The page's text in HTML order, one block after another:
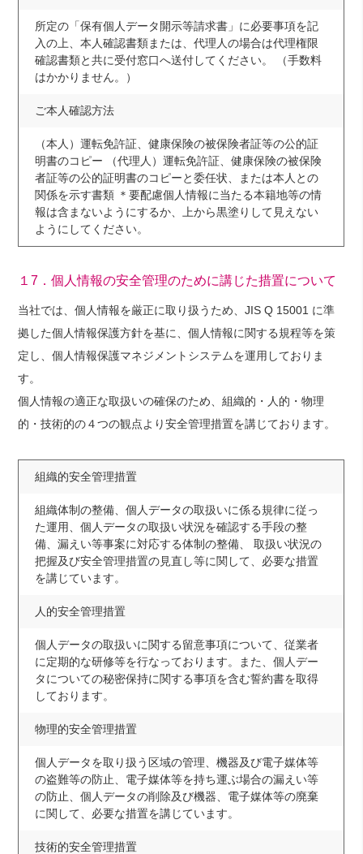
所定の「保有個人データ開示等請求書」に必要事項を記
入の上、本人確認書類または、代理人の場合は代理権限
確認書類と共に受付窓口へ送付してください。 （手数料
はかかりません。）
ご本人確認方法
（本人）運転免許証、健康保険の被保険者証等の公的証
明書のコピー （代理人）運転免許証、健康保険の被保険
者証等の公的証明書のコピーと委任状、または本人との
関係を示す書類 ＊要配慮個人情報に当たる本籍地等の情
報は含まないようにするか、上から黒塗りして見えない
ようにしてください。
１7．個人情報の安全管理のために講じた措置について
当社では、個人情報を厳正に取り扱うため、JIS Q 15001 に準
拠した個人情報保護方針を基に、個人情報に関する規程等を策
定し、個人情報保護マネジメントシステムを運用しておりま
す。
個人情報の適正な取扱いの確保のため、組織的・人的・物理
的・技術的の４つの観点より安全管理措置を講じております。
組織的安全管理措置
組織体制の整備、個人データの取扱いに係る規律に従っ
た運用、個人データの取扱い状況を確認する手段の整
備、漏えい等事案に対応する体制の整備、 取扱い状況の
把握及び安全管理措置の見直し等に関して、必要な措置
を講じています。
人的安全管理措置
個人データの取扱いに関する留意事項について、従業者
に定期的な研修等を行なっております。また、個人デー
タについての秘密保持に関する事項を含む誓約書を取得
しております。
物理的安全管理措置
個人データを取り扱う区域の管理、機器及び電子媒体等
の盗難等の防止、電子媒体等を持ち運ぶ場合の漏えい等
の防止、個人データの削除及び機器、電子媒体等の廃棄
に関して、必要な措置を講じています。
技術的安全管理措置